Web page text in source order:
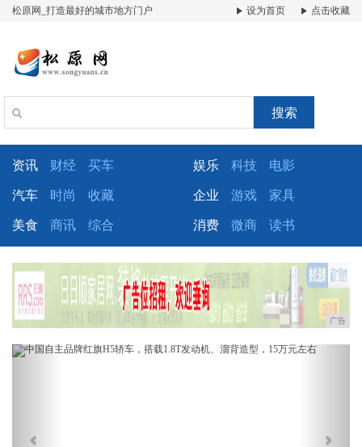
松原网_打造最好的城市地方门户 设为首页 点击收藏
搜索
资讯 财经 买车 娱乐 科技 电影
汽车 时尚 收藏 企业 游戏 家具
美食 商讯 综合 消费 微商 读书
广告
Previous